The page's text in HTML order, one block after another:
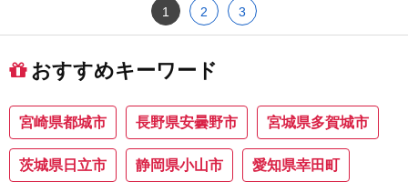
1 2 3
おすすめキーワード
宮崎県都城市 長野県安曇野市 宮城県多賀城市
茨城県日立市 静岡県小山市 愛知県幸田町